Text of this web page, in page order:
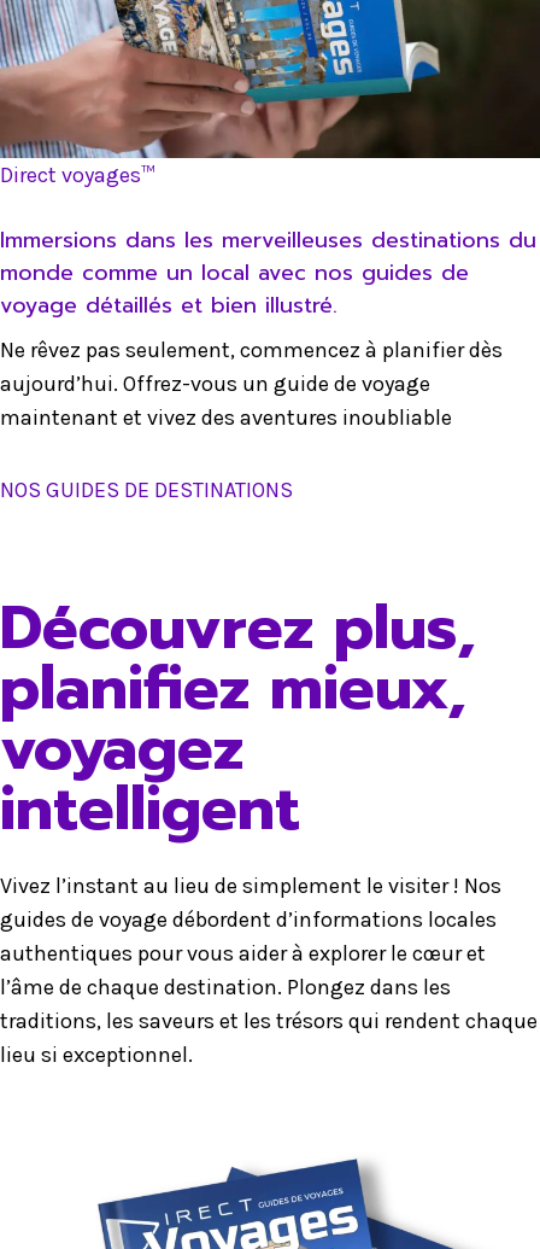
Direct voyages™
Immersions dans les merveilleuses destinations du
monde comme un local avec nos guides de
voyage détaillés et bien illustré.
Ne rêvez pas seulement, commencez à planifier dès
aujourd’hui. Offrez-vous un guide de voyage
maintenant et vivez des aventures inoubliable
NOS GUIDES DE DESTINATIONS
Découvrez plus,
planifiez mieux,
voyagez
intelligent
Vivez l’instant au lieu de simplement le visiter ! Nos
guides de voyage débordent d’informations locales
authentiques pour vous aider à explorer le cœur et
l’âme de chaque destination. Plongez dans les
traditions, les saveurs et les trésors qui rendent chaque
lieu si exceptionnel.